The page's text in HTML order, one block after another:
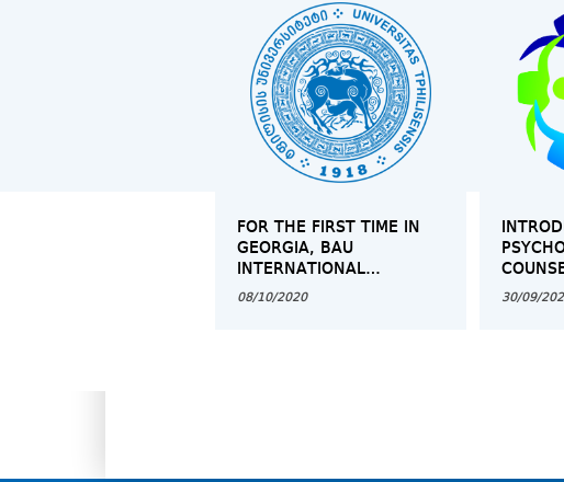
FOR THE FIRST TIME IN
GEORGIA, BAU
INTERNATIONAL
UNIVERSITY, BATUMI
ASPECTS OF THE UPPER
08/10/2020 30/09/